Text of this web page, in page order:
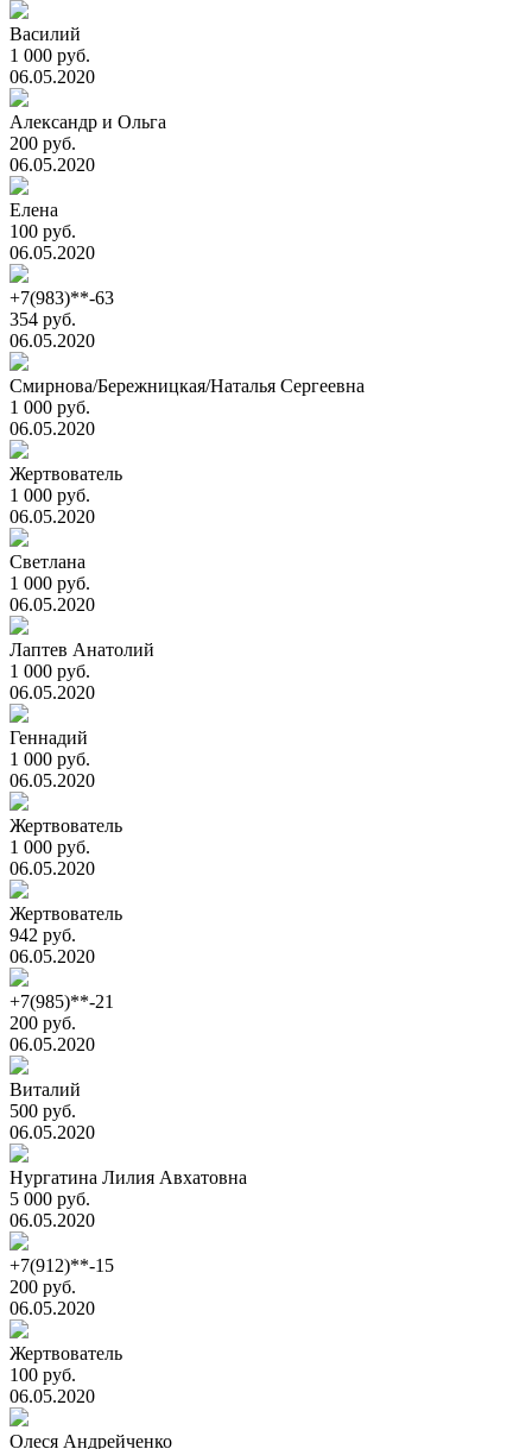
Василий
1 000 руб.
06.05.2020
Александр и Ольга
200 руб.
06.05.2020
Елена
100 руб.
06.05.2020
+7(983)**-63
354 руб.
06.05.2020
Смирнова/Бережницкая/Наталья Сергеевна
1 000 руб.
06.05.2020
Жертвователь
1 000 руб.
06.05.2020
Светлана
1 000 руб.
06.05.2020
Лаптев Анатолий
1 000 руб.
06.05.2020
Геннадий
1 000 руб.
06.05.2020
Жертвователь
1 000 руб.
06.05.2020
Жертвователь
942 руб.
06.05.2020
+7(985)**-21
200 руб.
06.05.2020
Виталий
500 руб.
06.05.2020
Нургатина Лилия Авхатовна
5 000 руб.
06.05.2020
+7(912)**-15
200 руб.
06.05.2020
Жертвователь
100 руб.
06.05.2020
Олеся Андрейченко